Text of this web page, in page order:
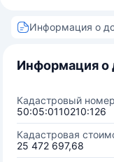
Информация о
Информация о
Кадастровый
50:05:0110210:126
Кадастровая
25 472 697,68